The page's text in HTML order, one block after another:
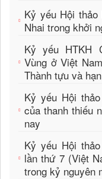
Kỷ yếu Hội
Nhai trong khởi
Kỷ yếu HTKH
Vùng ở Việt
Thành tựu và
Kỷ yếu Hội
của thanh thiếu
nay
Kỷ yếu Hội
lần thứ 7 (Việt
trong kỷ nguyên